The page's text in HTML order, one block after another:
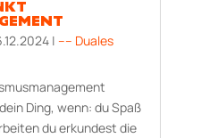
| –– Duales
Ding, wenn: du Spaß
du erkundest die